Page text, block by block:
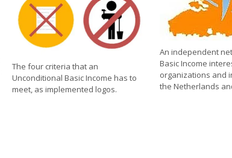
The four criteria that an
Unconditional Basic Income has to
meet, as implemented logos.
An independent
Basic Income
organizations and
the Netherlands